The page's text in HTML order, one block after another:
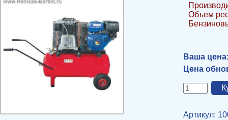
Объем
Ваша
Цена
Артикул: